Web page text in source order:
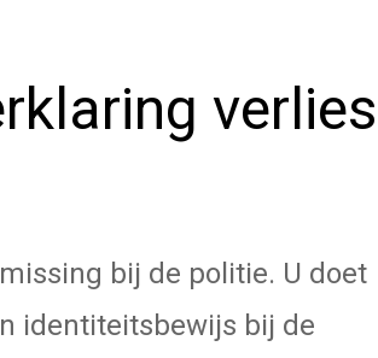
verlies
bij de politie. U doet
identiteitsbewijs bij de